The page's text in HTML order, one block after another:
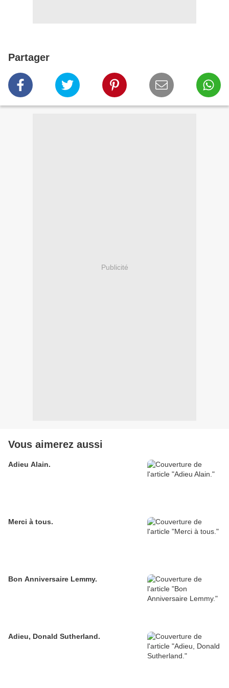
Partager
Publicité
Vous aimerez aussi
Adieu Alain.
Merci à tous.
Bon Anniversaire Lemmy.
Adieu, Donald Sutherland.